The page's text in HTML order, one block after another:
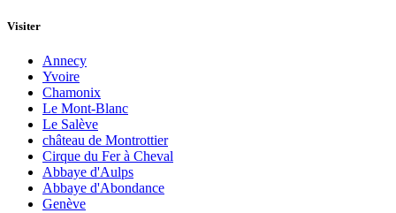
Visiter
Annecy
Yvoire
Chamonix
Le Mont-Blanc
Le Salève
château de Montrottier
Cirque du Fer à Cheval
Abbaye d'Aulps
Abbaye d'Abondance
Genève